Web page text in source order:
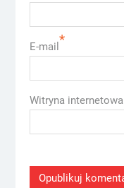
E-mail *
Witryna internetowa